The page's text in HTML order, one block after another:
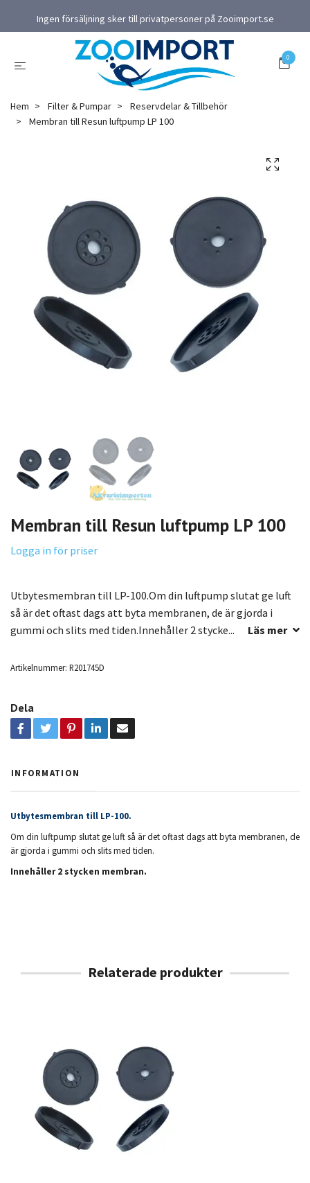
Ingen försäljning sker till privatpersoner på Zooimport.se
0
Hem Filter & Pumpar
Reservdelar & Tillbehör
Membran till Resun luftpump LP 100
Membran till Resun luftpump LP 100
Logga in för priser
Utbytesmembran till LP-100.Om din luftpump slutat ge luft
så är det oftast dags att byta membranen, de är gjorda i
gummi och slits med tiden.Innehåller 2 stycke...
Läs mer
Artikelnummer: R201745D
Dela
INFORMATION
Utbytesmembran till LP-100.
Om din luftpump slutat ge luft så är det oftast dags att byta membranen, de
är gjorda i gummi och slits med tiden.
Innehåller 2 stycken membran.